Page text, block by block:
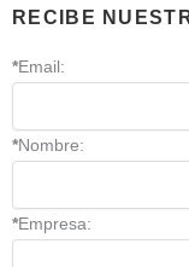
RECIBE
*Email:
*Nombre:
*Empresa: